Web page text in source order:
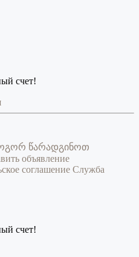
счет!
წარადგინოთ
объявление
соглашение Служба
счет!